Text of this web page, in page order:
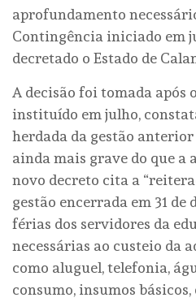
aprofundamento
Contingência iniciado em
decretado o Estado de
A decisão foi tomada após
instituído em julho,
herdada da gestão
ainda mais grave do que a
novo decreto cita a
gestão encerrada em 31 de
férias dos servidores da
necessárias ao custeio da
como aluguel, telefonia,
consumo, insumos